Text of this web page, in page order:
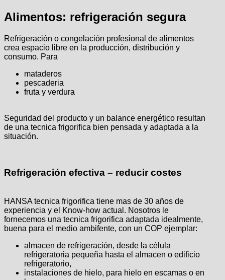
Alimentos: refrigeración segura
Refrigeración o congelación profesional de alimentos
crea espacio libre en la producción, distribución y
consumo. Para
mataderos
pescaderia
fruta y verdura
Seguridad del producto y un balance energético resultan
de una tecnica frigorifica bien pensada y adaptada a la
situación.
Refrigeración efectiva – reducir costes
HANSA tecnica frigorifica tiene mas de 30 años de
experiencia y el Know-how actual. Nosotros le
fornecemos una tecnica frigorifica adaptada idealmente,
buena para el medio ambifente, con un COP ejemplar:
almacen de refrigeración, desde la célula
refrigeratoria pequeña hasta el almacen o edificio
refrigeratorio,
instalaciones de hielo, para hielo en escamas o en